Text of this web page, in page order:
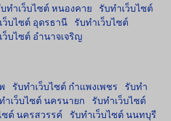
ทำเว็บไซต์ หนองคาย
รับทำเว็บไซต์
ว็บไซต์ อุดรธานี
รับทำเว็บไซต์
ว็บไซต์ อำนาจเจริญ
รับทำเว็บไซต์ กำแพงเพชร
รับทำ
ำเว็บไซต์ นครนายก
รับทำเว็บไซต์
ซต์ นครสวรรค์
รับทำเว็บไซต์ นนทบุรี